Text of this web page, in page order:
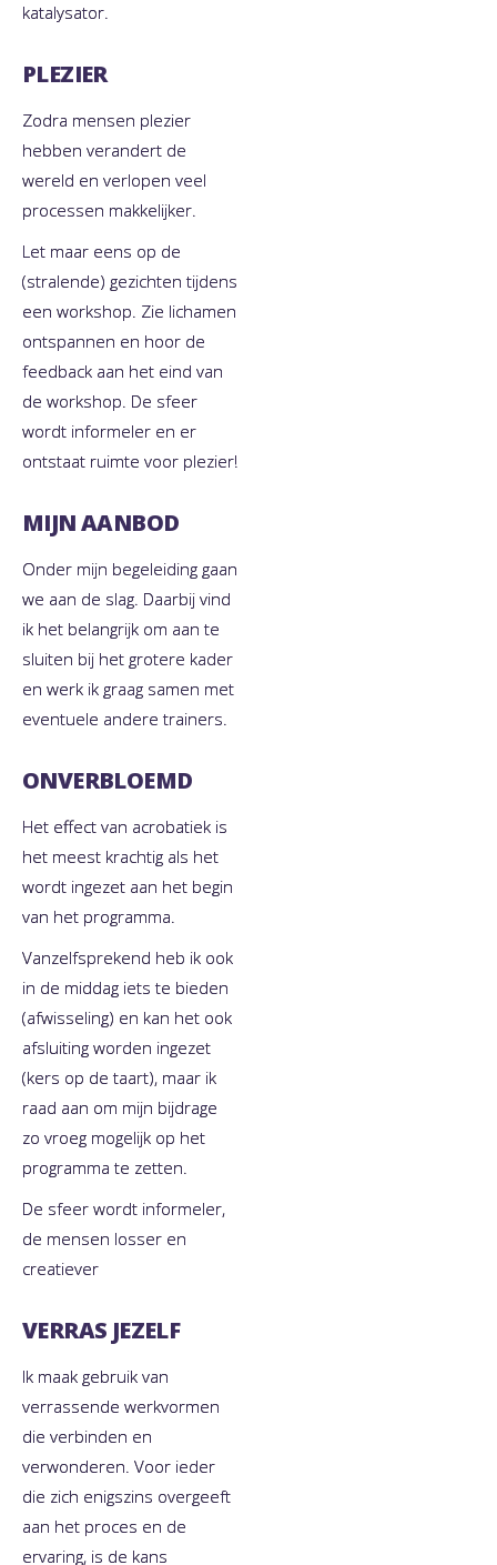
katalysator.
PLEZIER
Zodra mensen plezier
hebben verandert de
wereld en verlopen veel
processen makkelijker.
Let maar eens op de
(stralende) gezichten tijdens
een workshop. Zie lichamen
ontspannen en hoor de
feedback aan het eind van
de workshop. De sfeer
wordt informeler en er
ontstaat ruimte voor plezier!
MIJN AANBOD
Onder mijn begeleiding gaan
we aan de slag. Daarbij vind
ik het belangrijk om aan te
sluiten bij het grotere kader
en werk ik graag samen met
eventuele andere trainers.
ONVERBLOEMD
Het effect van acrobatiek is
het meest krachtig als het
wordt ingezet aan het begin
van het programma.
Vanzelfsprekend heb ik ook
in de middag iets te bieden
(afwisseling) en kan het ook
afsluiting worden ingezet
(kers op de taart), maar ik
raad aan om mijn bijdrage
zo vroeg mogelijk op het
programma te zetten.
De sfeer wordt informeler,
de mensen losser en
creatiever
VERRAS JEZELF
Ik maak gebruik van
verrassende werkvormen
die verbinden en
verwonderen. Voor ieder
die zich enigszins overgeeft
aan het proces en de
ervaring, is de kans